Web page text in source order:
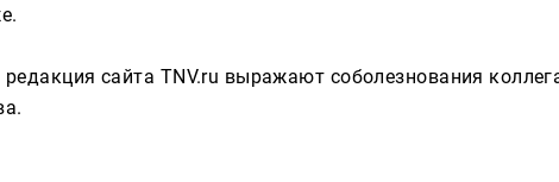
сайта TNV.ru выражают соболезнования